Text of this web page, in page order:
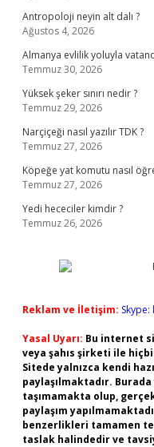
Antropoloji neyin alt dalı ?
Ağustos 4, 2026
Almanya evlilik yoluyla
Temmuz 30, 2026
Yüksek şeker sınırı nedir ?
Temmuz 29, 2026
Narçiçeği nasıl yazılır TDK ?
Temmuz 27, 2026
Köpeğe yat komutu nasıl
Temmuz 27, 2026
Yedi hececiler kimdir ?
Temmuz 26, 2026
Reklam ve İletişim:
Yasal Uyarı: Bu internet
veya şahıs şirketi ile
Sitede yalnızca kendi
paylaşılmaktadır.
taşımamakta olup,
paylaşım
benzerlikleri tamamen
taslak halindedir ve